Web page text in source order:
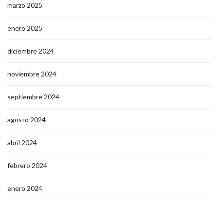
marzo 2025
enero 2025
diciembre 2024
noviembre 2024
septiembre 2024
agosto 2024
abril 2024
febrero 2024
enero 2024